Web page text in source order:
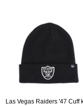
Las Vegas Raiders '47 Cuff